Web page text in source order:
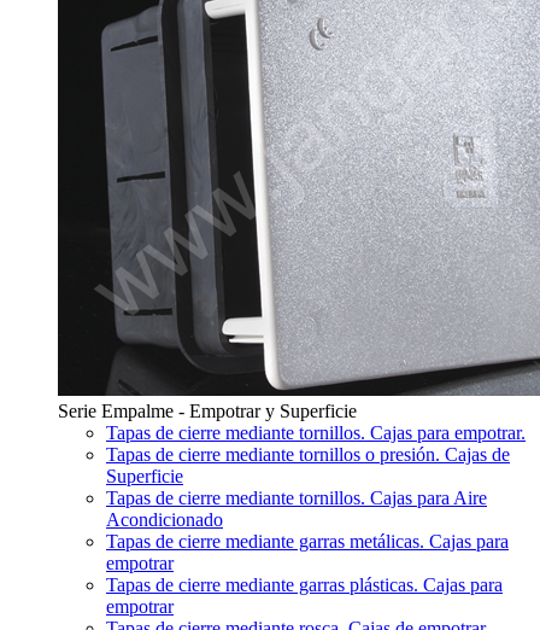
Serie Empalme - Empotrar y Superficie
Tapas de cierre mediante tornillos. Cajas para empotrar.
Tapas de cierre mediante tornillos o presión. Cajas de
Superficie
Tapas de cierre mediante tornillos. Cajas para Aire
Acondicionado
Tapas de cierre mediante garras metálicas. Cajas para
empotrar
Tapas de cierre mediante garras plásticas. Cajas para
empotrar